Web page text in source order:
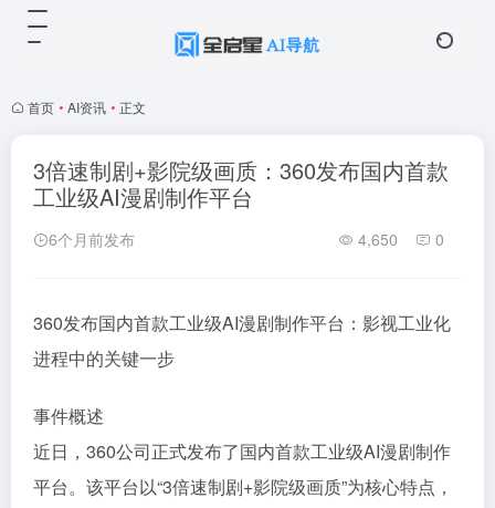
首页 • AI资讯 • 正文
3倍速制剧+影院级画质：360发布国内首款
工业级AI漫剧制作平台
6个月前发布 4,650 0
360发布国内首款工业级AI漫剧制作平台：影视工业化
进程中的关键一步
事件概述
近日，360公司正式发布了国内首款工业级AI漫剧制作
平台。该平台以“3倍速制剧+影院级画质”为核心特点，